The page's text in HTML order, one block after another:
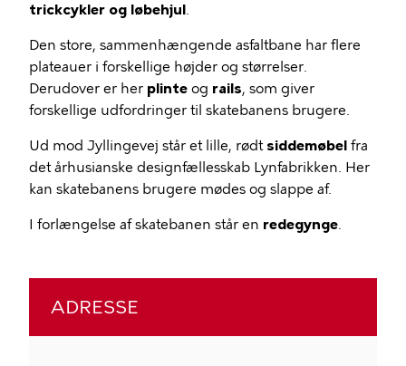
trickcykler og løbehjul.
Den store, sammenhængende asfaltbane har flere
plateauer i forskellige højder og størrelser.
Derudover er her plinte og rails, som giver
forskellige udfordringer til skatebanens brugere.
Ud mod Jyllingevej står et lille, rødt siddemøbel fra
det århusianske designfællesskab Lynfabrikken. Her
kan skatebanens brugere mødes og slappe af.
I forlængelse af skatebanen står en redegynge.
ADRESSE